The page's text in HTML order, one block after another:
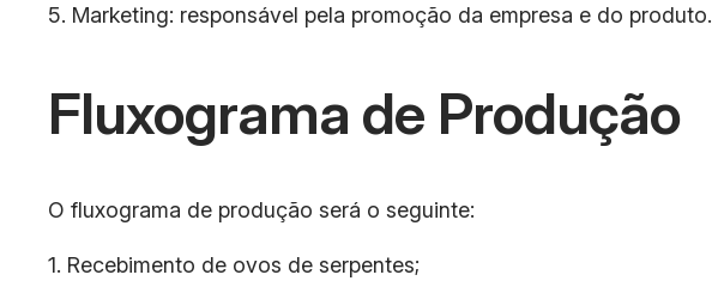
5. Marketing: responsável pela promoção da empresa e do produto.
Fluxograma de Produção
O fluxograma de produção será o seguinte:
1. Recebimento de ovos de serpentes;